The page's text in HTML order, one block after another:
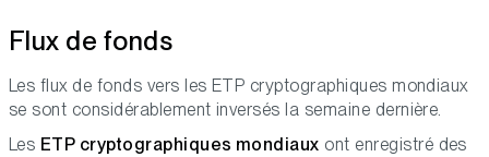
Flux de fonds
Les flux de fonds vers les ETP cryptographiques mondiaux
se sont considérablement inversés la semaine dernière.
Les ETP cryptographiques mondiaux ont enregistré des